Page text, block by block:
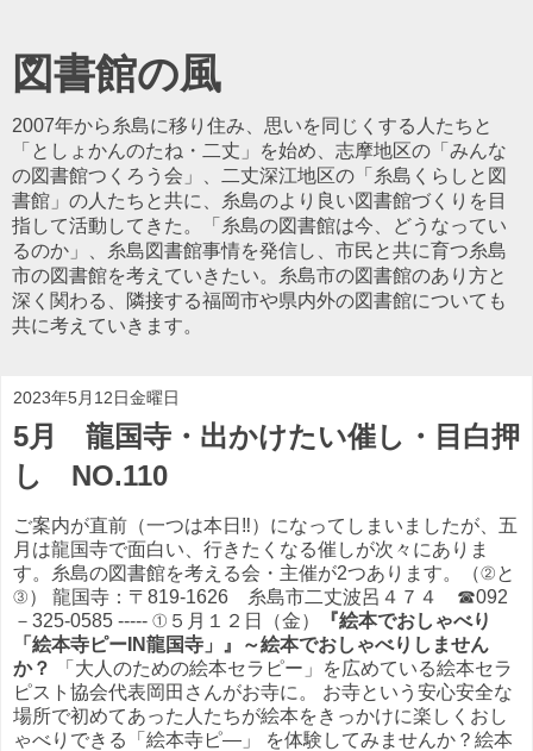
図書館の風
2007年から糸島に移り住み、思いを同じくする人たちと
「としょかんのたね・二丈」を始め、志摩地区の「みんな
の図書館つくろう会」、二丈深江地区の「糸島くらしと図
書館」の人たちと共に、糸島のより良い図書館づくりを目
指して活動してきた。「糸島の図書館は今、どうなってい
るのか」、糸島図書館事情を発信し、市民と共に育つ糸島
市の図書館を考えていきたい。糸島市の図書館のあり方と
深く関わる、隣接する福岡市や県内外の図書館についても
共に考えていきます。
2023年5月12日金曜日
5月 龍国寺・出かけたい催し・目白押
し NO.110
ご案内が直前（一つは本日‼）になってしまいましたが、五
月は龍国寺で面白い、行きたくなる催しが次々にありま
す。糸島の図書館を考える会・主催が2つあります。（②と
③） 龍国寺：〒819-1626 糸島市二丈波呂４７４ ☎092
－325-0585 ----- ①５月１２日（金）
『絵本でおしゃべり
「絵本寺ピーIN龍国寺」』～絵本でおしゃべりしません
か？
「大人のための絵本セラピー」を広めている絵本セラ
ピスト協会代表岡田さんがお寺に。 お寺という安心安全な
場所で初めてあった人たちが絵本をきっかけに楽しくおし
ゃべりできる「絵本寺ピ―」 を体験してみませんか？絵本